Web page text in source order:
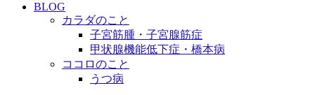
BLOG
カラダのこと
子宮筋腫・子宮腺筋症
甲状腺機能低下症・橋本病
ココロのこと
うつ病